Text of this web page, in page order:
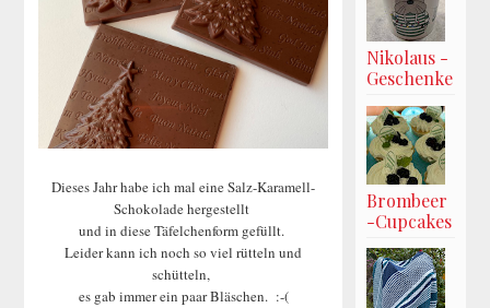
Dieses Jahr habe ich mal eine Salz-Karamell-
Schokolade hergestellt
und in diese Täfelchenform gefüllt.
Leider kann ich noch so viel rütteln und
schütteln,
es gab immer ein paar Bläschen. :-(
Nikolaus -
Geschenke
Brombeer
-Cupcakes